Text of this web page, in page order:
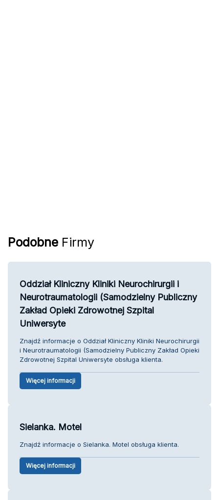
Podobne Firmy
Oddział Kliniczny Kliniki Neurochirurgii i
Neurotraumatologii (Samodzielny Publiczny
Zakład Opieki Zdrowotnej Szpital
Uniwersyte
Znajdź informacje o Oddział Kliniczny Kliniki Neurochirurgii
i Neurotraumatologii (Samodzielny Publiczny Zakład Opieki
Zdrowotnej Szpital Uniwersyte obsługa klienta.
Więcej informacji
Sielanka. Motel
Znajdź informacje o Sielanka. Motel obsługa klienta.
Więcej informacji